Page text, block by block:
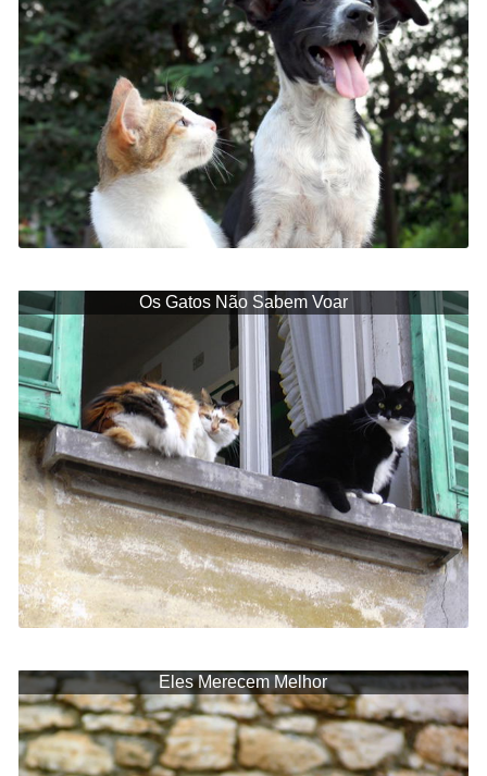
Os Gatos Não Sabem Voar
Eles Merecem Melhor